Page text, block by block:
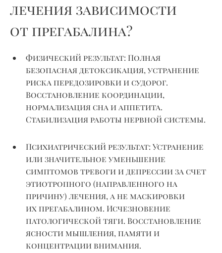
лечения зависимости
от прегабалина?
Физический результат: Полная
безопасная детоксикация, устранение
риска передозировки и судорог.
Восстановление координации,
нормализация сна и аппетита.
Стабилизация работы нервной системы.
Психиатрический результат: Устранение
или значительное уменьшение
симптомов тревоги и депрессии за счет
этиотропного (направленного на
причину) лечения, а не маскировки
их прегабалином. Исчезновение
патологической тяги. Восстановление
ясности мышления, памяти и
концентрации внимания.